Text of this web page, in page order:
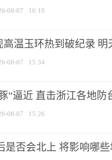
08-07 16:10
高温玉环热到破纪录 明
08-07 15:34
”逼近 直击浙江各地防
08-07 15:26
是否会北上 将影响哪些